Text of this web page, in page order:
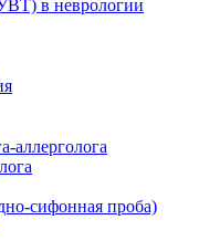
в неврологии
аллерголога
сифонная проба)